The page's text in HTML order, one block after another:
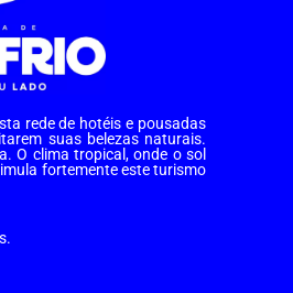
rede de hotéis e pousadas
suas belezas naturais.
O clima tropical, onde o sol
fortemente este turismo